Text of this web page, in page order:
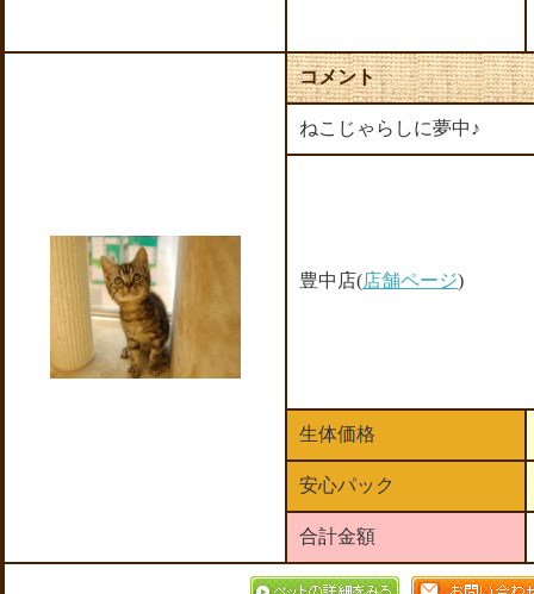
コメント
ねこじゃらしに夢中♪
豊中店(店舗ページ)
生体価格
安心パック
合計金額